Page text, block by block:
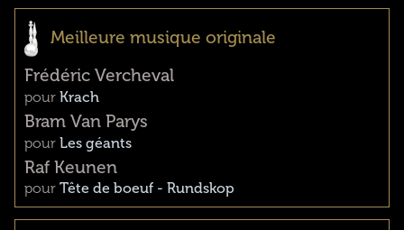
Meilleure musique originale
Frédéric Vercheval
pour Krach
Bram Van Parys
pour Les géants
Raf Keunen
pour Tête de boeuf - Rundskop